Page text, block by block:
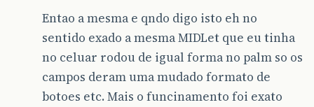
Entao a mesma e qndo digo isto eh no
sentido exado a mesma MIDLet que eu tinha
no celuar rodou de igual forma no palm so os
campos deram uma mudado formato de
botoes etc. Mais o funcinamento foi exato